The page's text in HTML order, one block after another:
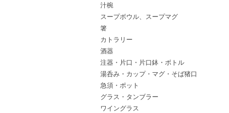
汁椀
スープボウル、スープマグ
箸
カトラリー
酒器
注器・片口・片口鉢・ボトル
湯呑み・カップ・マグ・そば猪口
急須・ポット
グラス・タンブラー
ワイングラス